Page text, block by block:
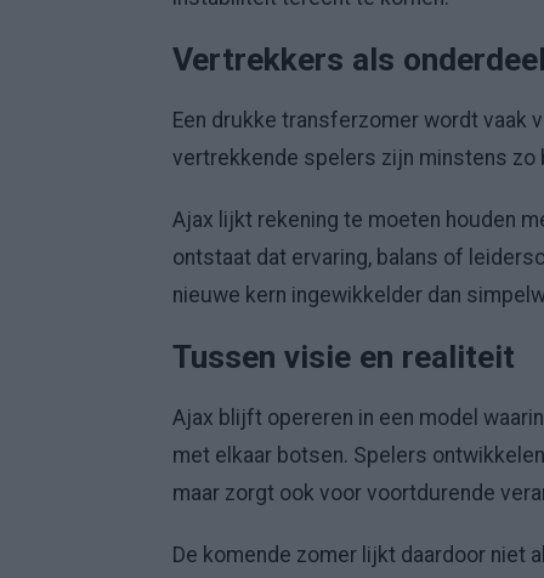
Vertrekkers als
Een drukke transferzomer wordt vaak
vertrekkende spelers zijn minstens zo
Ajax lijkt rekening te moeten houden
ontstaat dat ervaring, balans of
nieuwe kern ingewikkelder dan
Tussen visie en realiteit
Ajax blijft opereren in een model
met elkaar botsen. Spelers
maar zorgt ook voor voortdurende
De komende zomer lijkt daardoor niet